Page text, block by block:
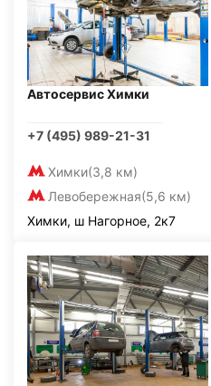
Автосервис Химки
+7 (495) 989-21-31
Химки(3,8 км)
Левобережная(5,6 км)
Химки, ш Нагорное, 2к7